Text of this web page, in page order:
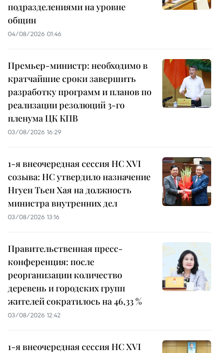
подразделениями на уровне
общин
04/08/2026 01:46
Премьер-министр: необходимо в
кратчайшие сроки завершить
разработку программ и планов по
реализации резолюций 3-го
пленума ЦК КПВ
03/08/2026 16:29
1-я внеочередная сессия НС XVI
созыва: НС утвердило назначение
Нгуен Тьен Хая на должность
министра внутренних дел
03/08/2026 13:16
Правительственная пресс-
конференция: после
реорганизации количество
деревень и городских групп
жителей сократилось на 46,33 %
03/08/2026 12:42
1-я внеочередная сессия НС XVI